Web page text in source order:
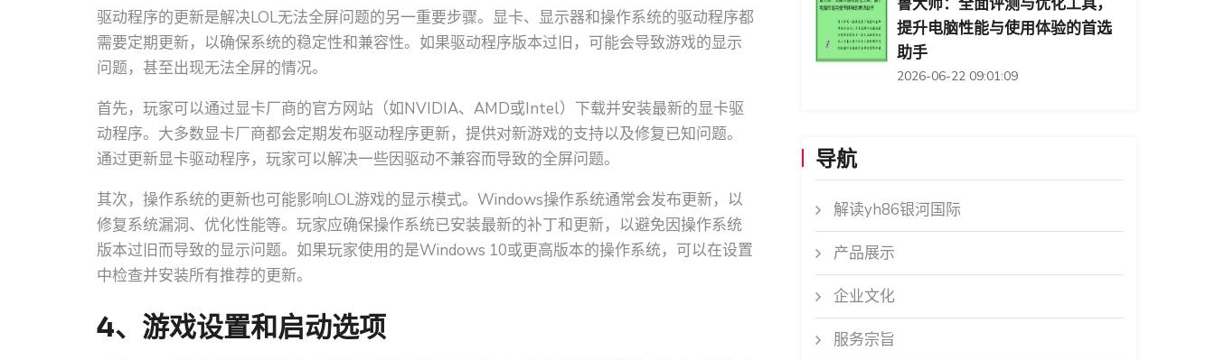
驱动程序的更新是解决LOL无法全屏问题的另一重要步骤。显卡、显示器和操作系统的驱动程序都
需要定期更新，以确保系统的稳定性和兼容性。如果驱动程序版本过旧，可能会导致游戏的显示
问题，甚至出现无法全屏的情况。
首先，玩家可以通过显卡厂商的官方网站（如NVIDIA、AMD或Intel）下载并安装最新的显卡驱
动程序。大多数显卡厂商都会定期发布驱动程序更新，提供对新游戏的支持以及修复已知问题。
通过更新显卡驱动程序，玩家可以解决一些因驱动不兼容而导致的全屏问题。
其次，操作系统的更新也可能影响LOL游戏的显示模式。Windows操作系统通常会发布更新，以
修复系统漏洞、优化性能等。玩家应确保操作系统已安装最新的补丁和更新，以避免因操作系统
版本过旧而导致的显示问题。如果玩家使用的是Windows 10或更高版本的操作系统，可以在设置
中检查并安装所有推荐的更新。
4、游戏设置和启动选项
鲁大师：全面评测与优化工具，
提升电脑性能与使用体验的首选
助手
2026-06-22 09:01:09
导航
解读yh86银河国际
产品展示
企业文化
服务宗旨